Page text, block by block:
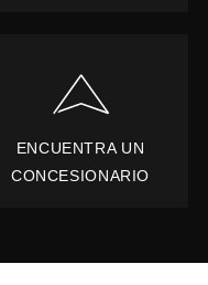
ENCUENTRA UN
CONCESIONARIO